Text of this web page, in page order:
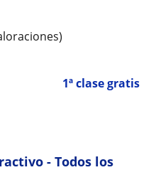
1ª clase gratis
- Todos los